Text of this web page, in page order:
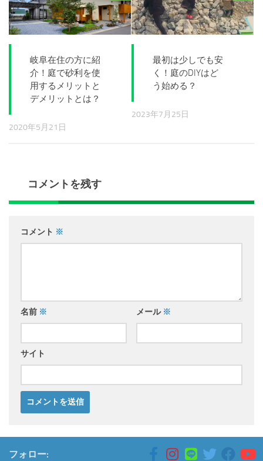
岐阜在住の方に紹
介！庭で砂利を使
用するメリットと
デメリットとは？
2020年5月21日
最初は少しでも安
く！庭のDIYはど
う始める？
2023年7月25日
コメントを残す
コメント ※
名前 ※ メール ※
サイト
フォロー: